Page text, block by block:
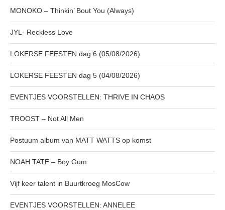
MONOKO – Thinkin’ Bout You (Always)
JYL- Reckless Love
LOKERSE FEESTEN dag 6 (05/08/2026)
LOKERSE FEESTEN dag 5 (04/08/2026)
EVENTJES VOORSTELLEN: THRIVE IN CHAOS
TROOST – Not All Men
Postuum album van MATT WATTS op komst
NOAH TATE – Boy Gum
Vijf keer talent in Buurtkroeg MosCow
EVENTJES VOORSTELLEN: ANNELEE